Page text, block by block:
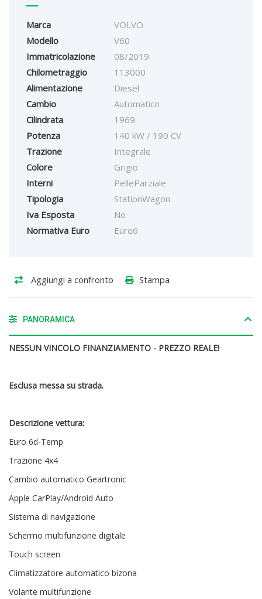
Marca
VOLVO
Modello
V60
Immatricolazione
08/2019
Chilometraggio
113000
Alimentazione
Diesel
Cambio
Automatico
Cilindrata
1969
Potenza
140 kW / 190 CV
Trazione
Integrale
Colore
Grigio
Interni
PelleParziale
Tipologia
StationWagon
Iva Esposta
No
Normativa Euro
Euro6
Aggiungi a confronto Stampa
PANORAMICA
NESSUN VINCOLO FINANZIAMENTO - PREZZO REALE!
Esclusa messa su strada.
Descrizione vettura:
Euro 6d-Temp
Trazione 4x4
Cambio automatico Geartronic
Apple CarPlay/Android Auto
Sistema di navigazione
Schermo multifunzione digitale
Touch screen
Climatizzatore automatico bizona
Volante multifunzione